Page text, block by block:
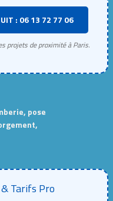
: 06 13 72 77 06
projets de proximité à Paris.
pose
Tarifs Pro